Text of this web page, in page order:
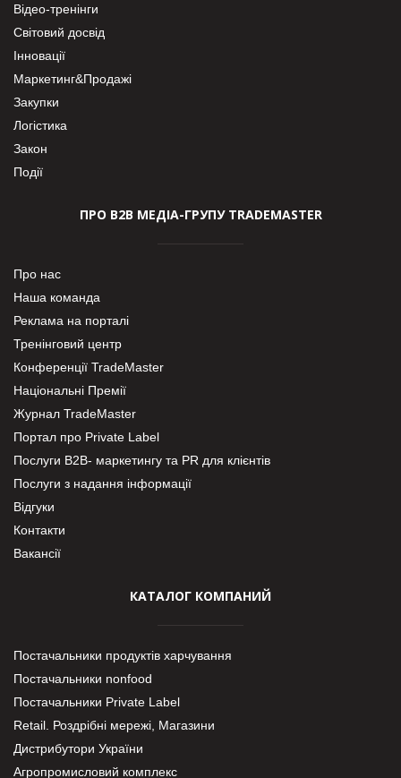
Відео-тренінги
Світовий досвід
Інновації
Маркетинг&Продажі
Закупки
Логістика
Закон
Події
ПРО В2В МЕДІА-ГРУПУ TRADEMASTER
Про нас
Наша команда
Реклама на порталі
Тренінговий центр
Конференції TradeMaster
Національні Премії
Журнал TradeMaster
Портал про Private Label
Послуги В2В- маркетингу та PR для клієнтів
Послуги з надання інформації
Відгуки
Контакти
Вакансії
КАТАЛОГ КОМПАНИЙ
Постачальники продуктів харчування
Постачальники nonfood
Постачальники Private Label
Retail. Роздрібні мережі, Магазини
Дистрибутори України
Агропромисловий комплекс